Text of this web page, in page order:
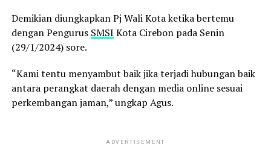
Demikian diungkapkan Pj Wali Kota ketika bertemu
dengan Pengurus SMSI Kota Cirebon pada Senin
(29/1/2024) sore.
“Kami tentu menyambut baik jika terjadi hubungan baik
antara perangkat daerah dengan media online sesuai
perkembangan jaman,” ungkap Agus.
ADVERTISEMENT